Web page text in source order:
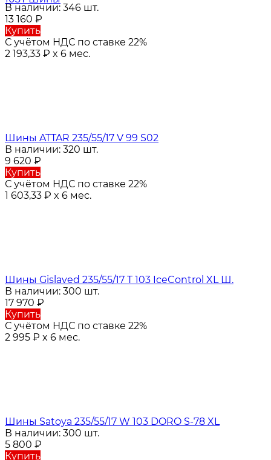
В наличии: 346 шт.
13 160 ₽
Купить
С учётом НДС по ставке 22%
2 193,33 ₽ x 6 мес.
Шины ATTAR 235/55/17 V 99 S02
В наличии: 320 шт.
9 620 ₽
Купить
С учётом НДС по ставке 22%
1 603,33 ₽ x 6 мес.
Шины Gislaved 235/55/17 T 103 IceControl XL Ш.
В наличии: 300 шт.
17 970 ₽
Купить
С учётом НДС по ставке 22%
2 995 ₽ x 6 мес.
Шины Satoya 235/55/17 W 103 DORO S-78 XL
В наличии: 300 шт.
5 800 ₽
Купить